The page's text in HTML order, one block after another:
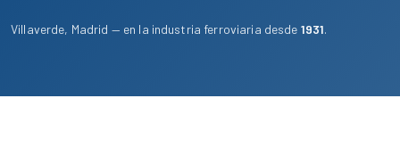
Villaverde, Madrid — en la industria ferroviaria desde 1931.